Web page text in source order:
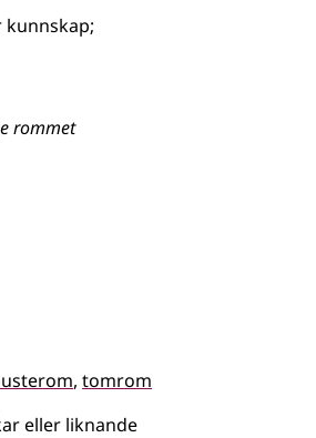
kunnskap;
rommet
tomrom
eller liknande